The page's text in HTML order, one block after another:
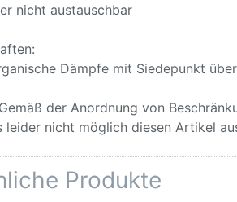
nicht austauschbar
Dämpfe mit Siedepunkt
der Anordnung von
leider nicht möglich diesen Artikel
Produkte